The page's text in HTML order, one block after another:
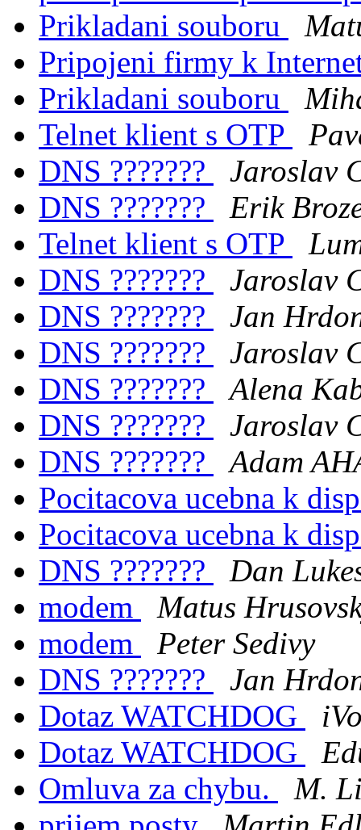
Prikladani souboru
Pripojeni firmy k
Prikladani souboru
Telnet klient s OTP
DNS ???????
Jaroslav
DNS ???????
Erik
Telnet klient s OTP
DNS ???????
Jaroslav
DNS ???????
Jan
DNS ???????
Jaroslav
DNS ???????
Alena
DNS ???????
Jaroslav
DNS ???????
Adam
Pocitacova ucebna k
Pocitacova ucebna k
DNS ???????
Dan
modem
Matus
modem
Peter Sedivy
DNS ???????
Jan
Dotaz WATCHDOG
Dotaz WATCHDOG
Omluva za chybu.
M.